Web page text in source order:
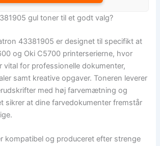
gul toner til et godt valg?
43381905 er designet til specifikt at
og Oki C5700 printerserierne, hvor
vital for professionelle dokumenter,
samt kreative opgaver. Toneren leverer
med høj farvemætning og
sikrer at dine farvedokumenter fremstår
kompatibel og produceret efter strenge